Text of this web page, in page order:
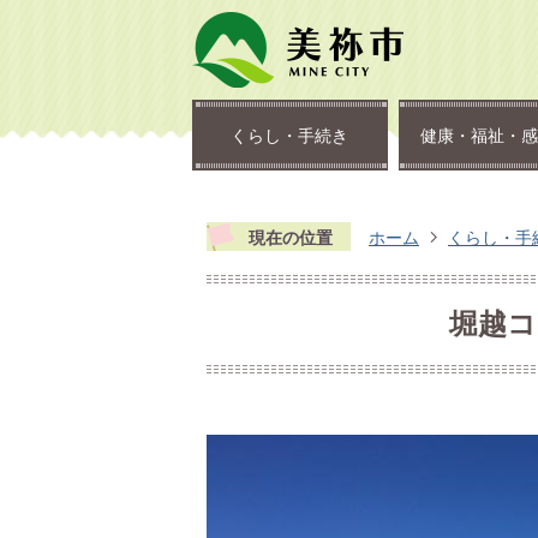
くらし・手続き 健康・福祉・
現在の位置 ホーム くらし・手
堀越